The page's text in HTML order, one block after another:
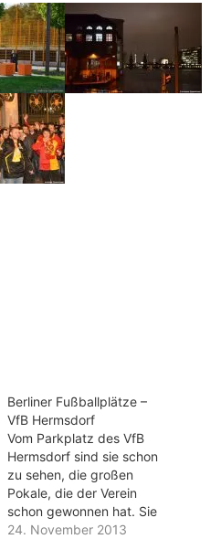
Berliner Fußballplätze –
VfB Hermsdorf
Vom Parkplatz des VfB
Hermsdorf sind sie schon
zu sehen, die großen
Pokale, die der Verein
schon gewonnen hat. Sie
stehen am Fenster der
24. November 2013